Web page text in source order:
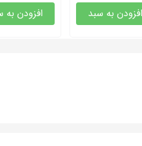
افزودن به سبد افزودن به